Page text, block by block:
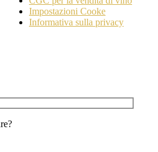
Impostazioni Cooke
Informativa sulla privacy